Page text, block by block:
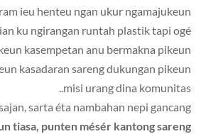
ieu henteu ngan ukur ngamajukeun
ku ngirangan runtah plastik tapi ogé
kasempetan anu bermakna pikeun
kasadaran sareng dukungan pikeun
misi urang dina komunitas..
sarta éta nambahan nepi gancang!
tiasa, punten mésér kantong sareng